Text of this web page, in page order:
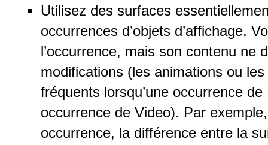
Utilisez des surfaces
occurrences d’objets d’affichage.
l’occurrence, mais son contenu ne
modifications (les animations ou
fréquents lorsqu’une occurrence
occurrence de Video). Par
occurrence, la différence entre la